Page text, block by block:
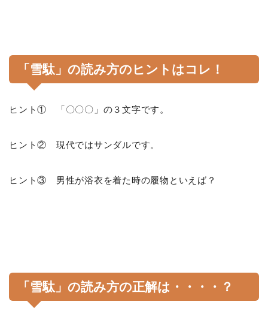
「雪駄」の読み方のヒントはコレ！
ヒント① 「〇〇〇」の３文字です。
ヒント② 現代ではサンダルです。
ヒント③ 男性が浴衣を着た時の履物といえば？
「雪駄」の読み方の正解は・・・・？